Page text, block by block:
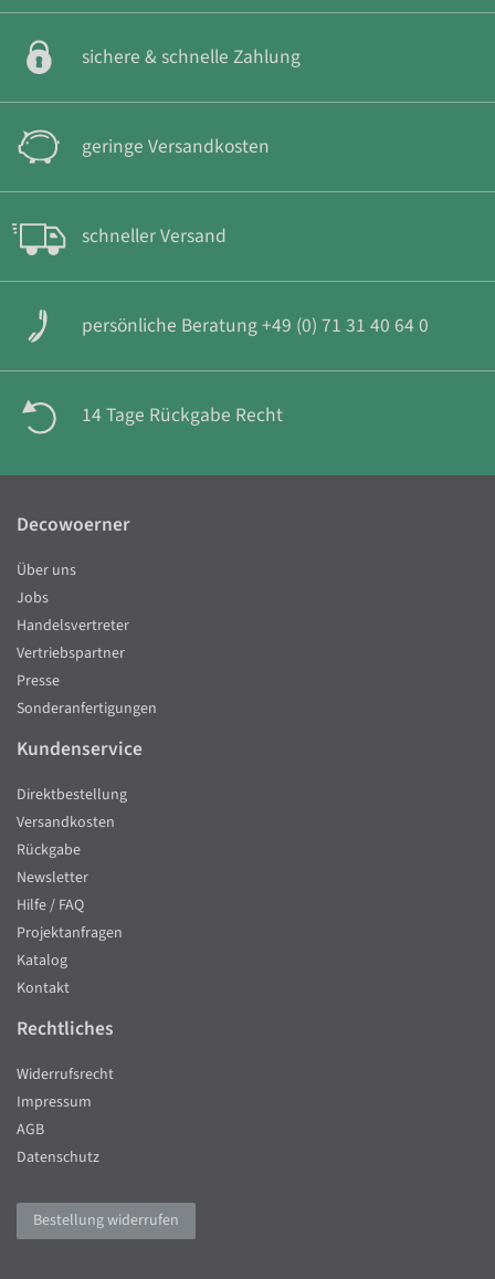
sichere & schnelle Zahlung
geringe Versandkosten
schneller Versand
persönliche Beratung +49 (0) 71 31 40 64 0
14 Tage Rückgabe Recht
Decowoerner
Über uns
Jobs
Handelsvertreter
Vertriebspartner
Presse
Sonderanfertigungen
Kundenservice
Direktbestellung
Versandkosten
Rückgabe
Newsletter
Hilfe / FAQ
Projektanfragen
Katalog
Kontakt
Rechtliches
Widerrufsrecht
Impressum
AGB
Datenschutz
Bestellung widerrufen